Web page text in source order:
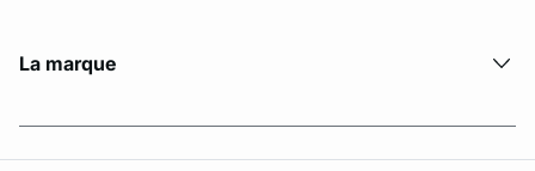
La marque